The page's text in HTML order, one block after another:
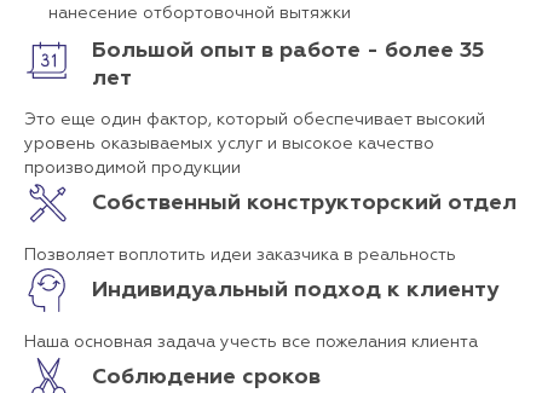
нанесение отбортовочной вытяжки
Большой опыт в работе - более 35
лет
Это еще один фактор, который обеспечивает высокий
уровень оказываемых услуг и высокое качество
производимой продукции
Собственный конструкторский отдел
Позволяет воплотить идеи заказчика в реальность
Индивидуальный подход к клиенту
Наша основная задача учесть все пожелания клиента
Соблюдение сроков